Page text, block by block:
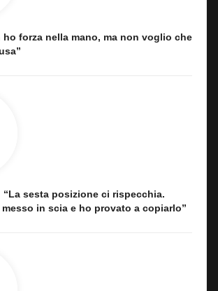
ho forza nella mano, ma non voglio che
“La sesta posizione ci rispecchia.
in scia e ho provato a copiarlo”